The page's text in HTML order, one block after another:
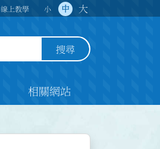
線上教學 小 中 大
搜尋
相關網站